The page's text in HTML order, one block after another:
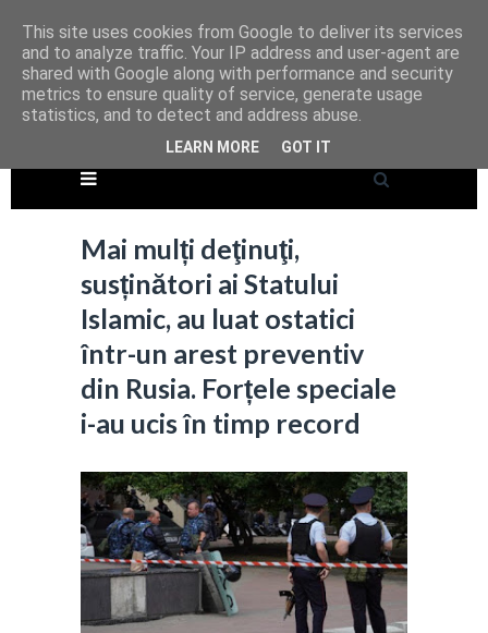
Mai mulți deţinuţi,
susținători ai Statului
Islamic, au luat ostatici
într-un arest preventiv
din Rusia. Forțele speciale
i-au ucis în timp record
This site uses cookies from Google to deliver its services
and to analyze traffic. Your IP address and user-agent are
shared with Google along with performance and security
metrics to ensure quality of service, generate usage
statistics, and to detect and address abuse.
LEARN MORE GOT IT